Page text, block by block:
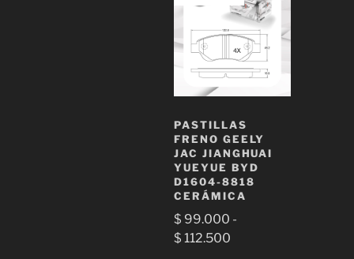
PASTILLAS
FRENO GEELY
JAC JIANGHUAI
YUEYUE BYD
D1604-8818
CERÁMICA
$ 99.000 -
$ 112.500